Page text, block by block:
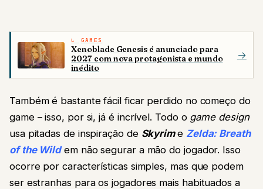
GAMES
Xenoblade Genesis é anunciado para
2027 com nova protagonista e mundo
inédito
→
Também é bastante fácil ficar perdido no começo do
game – isso, por si, já é incrível. Todo o game design
usa pitadas de inspiração de Skyrime Zelda: Breath
of the Wildem não segurar a mão do jogador. Isso
ocorre por características simples, mas que podem
ser estranhas para os jogadores mais habituados a